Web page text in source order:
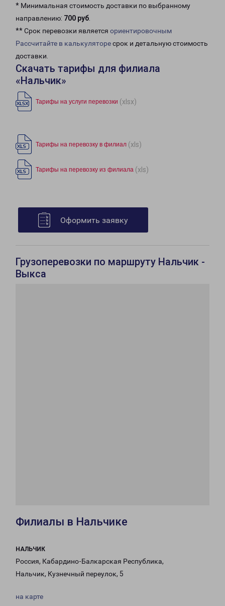
* Минимальная стоимость доставки по выбранному
направлению: 700 руб.
** Срок перевозки является ориентировочным
Рассчитайте в калькуляторесрок и детальную стоимость
доставки.
Скачать тарифы для филиала
«Нальчик»
Тарифы на услуги перевозки (xlsx)
Тарифы на перевозку в филиал (xls)
Тарифы на перевозку из филиала (xls)
Оформить заявку
Грузоперевозки по маршруту Нальчик -
Выкса
Филиалы в Нальчике
НАЛЬЧИК
Россия, Кабардино-Балкарская Республика,
Нальчик, Кузнечный переулок, 5
на карте